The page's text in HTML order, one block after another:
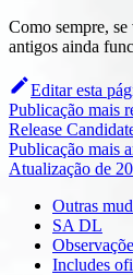
Como sempre,
antigos ainda
Editar esta
Publicação mais
Release
Publicação mais
Atualização de
Outras
SA DL
Includes